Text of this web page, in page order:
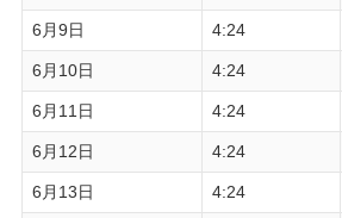
6月9日 4:24
6月10日 4:24
6月11日 4:24
6月12日 4:24
6月13日 4:24